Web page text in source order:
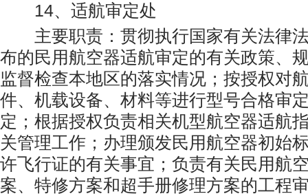
14、适航审定处
主要职责：贯彻执行国家有关法律
布的民用航空器适航审定的有关政策、
监督检查本地区的落实情况；按授权对
件、机载设备、材料等进行型号合格审
定；根据授权负责相关机型航空器适航
关管理工作；办理颁发民用航空器初始
许飞行证的有关事宜；负责有关民用航
案、特修方案和超手册修理方案的工程